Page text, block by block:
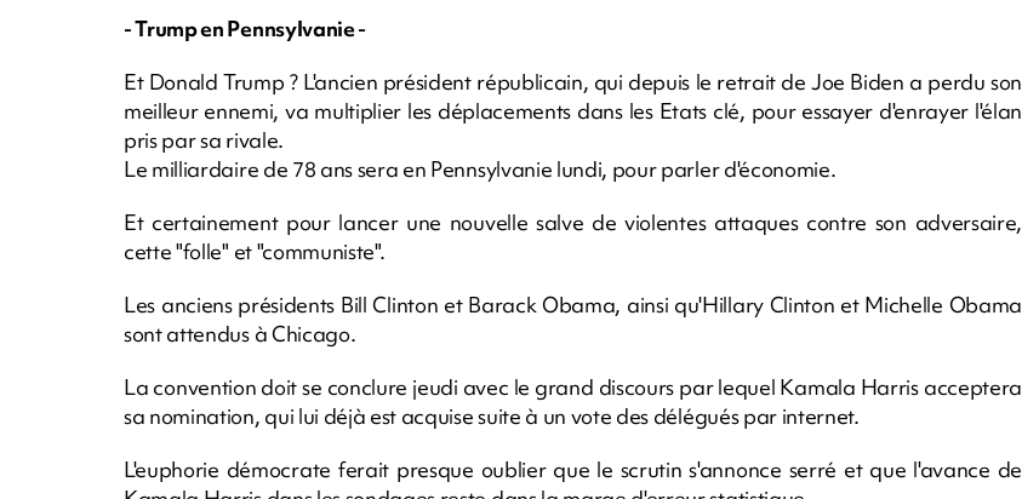
- Trump en Pennsylvanie -
Et Donald Trump ? L'ancien président républicain, qui depuis le retrait de Joe Biden a perdu son
meilleur ennemi, va multiplier les déplacements dans les Etats clé, pour essayer d'enrayer l'élan
pris par sa rivale.
Le milliardaire de 78 ans sera en Pennsylvanie lundi, pour parler d'économie.
Et certainement pour lancer une nouvelle salve de violentes attaques contre son adversaire,
cette "folle" et "communiste".
Les anciens présidents Bill Clinton et Barack Obama, ainsi qu'Hillary Clinton et Michelle Obama
sont attendus à Chicago.
La convention doit se conclure jeudi avec le grand discours par lequel Kamala Harris acceptera
sa nomination, qui lui déjà est acquise suite à un vote des délégués par internet.
L'euphorie démocrate ferait presque oublier que le scrutin s'annonce serré et que l'avance de